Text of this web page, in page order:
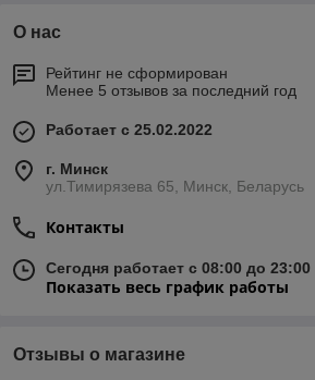
О нас
Рейтинг не сформирован
Менее 5 отзывов за последний год
Работает с 25.02.2022
г. Минск
ул.Тимирязева 65, Минск, Беларусь
Контакты
Сегодня работает с 08:00 до 23:00
Показать весь график работы
Отзывы о магазине